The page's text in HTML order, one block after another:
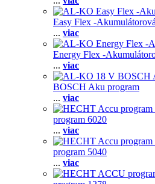
Easy Flex -
... viac
Energy Flex -
... viac
BOSCH Aku program
... viac
program 6020
... viac
program 5040
... viac